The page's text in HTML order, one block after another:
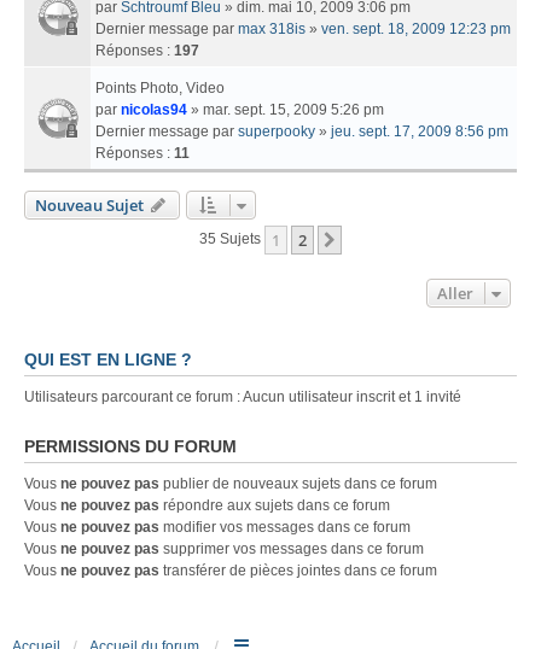
par Schtroumf Bleu » dim. mai 10, 2009 3:06 pm
Dernier message par max 318is » ven. sept. 18, 2009 12:23 pm
Réponses : 197
Points Photo, Video
par nicolas94 » mar. sept. 15, 2009 5:26 pm
Dernier message par superpooky » jeu. sept. 17, 2009 8:56 pm
Réponses : 11
Nouveau Sujet
35 Sujets 1 2
Aller
QUI EST EN LIGNE ?
Utilisateurs parcourant ce forum : Aucun utilisateur inscrit et 1 invité
PERMISSIONS DU FORUM
Vous ne pouvez pas publier de nouveaux sujets dans ce forum
Vous ne pouvez pas répondre aux sujets dans ce forum
Vous ne pouvez pas modifier vos messages dans ce forum
Vous ne pouvez pas supprimer vos messages dans ce forum
Vous ne pouvez pas transférer de pièces jointes dans ce forum